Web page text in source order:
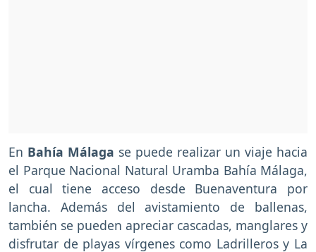
En Bahía Málaga se puede realizar un viaje hacia
el Parque Nacional Natural Uramba Bahía Málaga,
el cual tiene acceso desde Buenaventura por
lancha. Además del avistamiento de ballenas,
también se pueden apreciar cascadas, manglares y
disfrutar de playas vírgenes como Ladrilleros y La